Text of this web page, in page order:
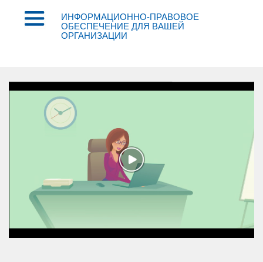
ИНФОРМАЦИОННО-ПРАВОВОЕ
ОБЕСПЕЧЕНИЕ ДЛЯ ВАШЕЙ
ОРГАНИЗАЦИИ